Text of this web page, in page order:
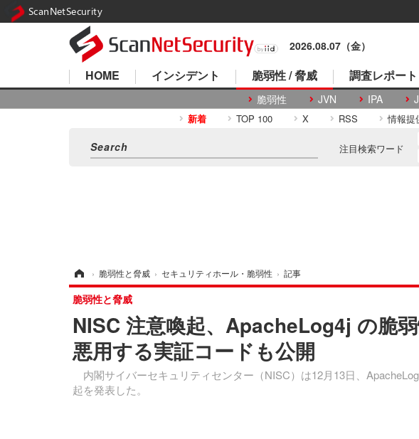
2026.08.07（金）
HOME インシデント 脆弱性 / 脅威
脆弱性 JVN IPA
調査レポー
新着 TOP 100 X RSS 情報提
注目検索ワード
› 脆弱性と脅威 › セキュリティホール・脆弱性 › 記事
NISC 注意喚起、ApacheLog4j の脆
悪用する実証コードも公開
内閣サイバーセキュリティセンター（NISC）は12月13日、
起を発表した。
脆弱性と脅威
ScanNetSecurity